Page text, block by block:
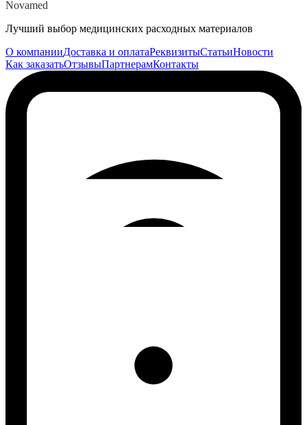
Novamed
Лучший выбор медицинских расходных материалов
О компанииДоставка и оплатаРеквизитыСтатьиНовости
Как заказатьОтзывыПартнерамКонтакты